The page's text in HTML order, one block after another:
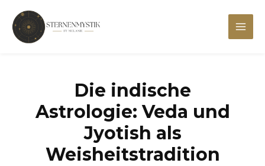
Inhalt
springen
Main
Die indische
Astrologie: Veda und
Jyotish als
Weisheitstradition